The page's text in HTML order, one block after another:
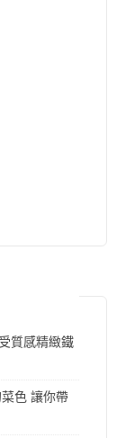
質感精緻鐵
色 讓你帶